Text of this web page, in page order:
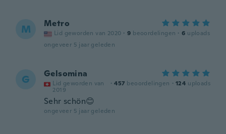
M Metro
Lid geworden van 2020 · 9 beoordelingen · 6 uploads
ongeveer 5 jaar geleden
G Gelsomina
Lid geworden van
2019
· 457 beoordelingen · 124 uploads
Sehr schön😊
ongeveer 5 jaar geleden